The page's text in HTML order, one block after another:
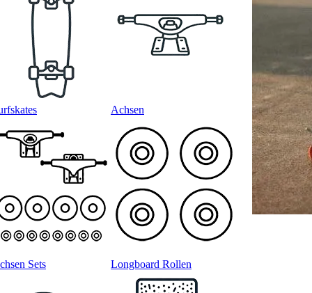
Achsen
Sets Longboard Rollen